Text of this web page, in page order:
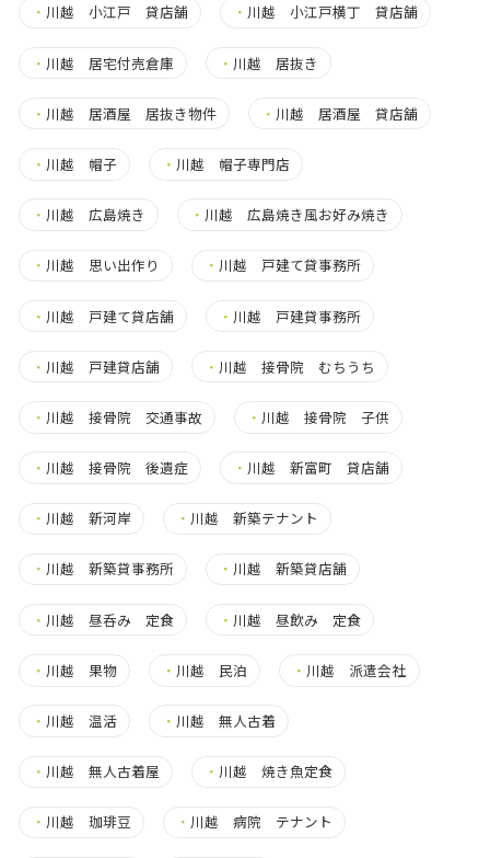
・ 川越 小江戸 貸店舗 ・ 川越 小江戸横丁 貸店舗
・ 川越 居宅付売倉庫 ・ 川越 居抜き
・ 川越 居酒屋 居抜き物件 ・ 川越 居酒屋 貸店舗
・ 川越 帽子 ・ 川越 帽子専門店
・ 川越 広島焼き ・ 川越 広島焼き風お好み焼き
・ 川越 思い出作り ・ 川越 戸建て貸事務所
・ 川越 戸建て貸店舗 ・ 川越 戸建貸事務所
・ 川越 戸建貸店舗 ・ 川越 接骨院 むちうち
・ 川越 接骨院 交通事故 ・ 川越 接骨院 子供
・ 川越 接骨院 後遺症 ・ 川越 新富町 貸店舗
・ 川越 新河岸 ・ 川越 新築テナント
・ 川越 新築貸事務所 ・ 川越 新築貸店舗
・ 川越 昼呑み 定食 ・ 川越 昼飲み 定食
・ 川越 果物 ・ 川越 民泊 ・ 川越 派遣会社
・ 川越 温活 ・ 川越 無人古着
・ 川越 無人古着屋 ・ 川越 焼き魚定食
・ 川越 珈琲豆 ・ 川越 病院 テナント